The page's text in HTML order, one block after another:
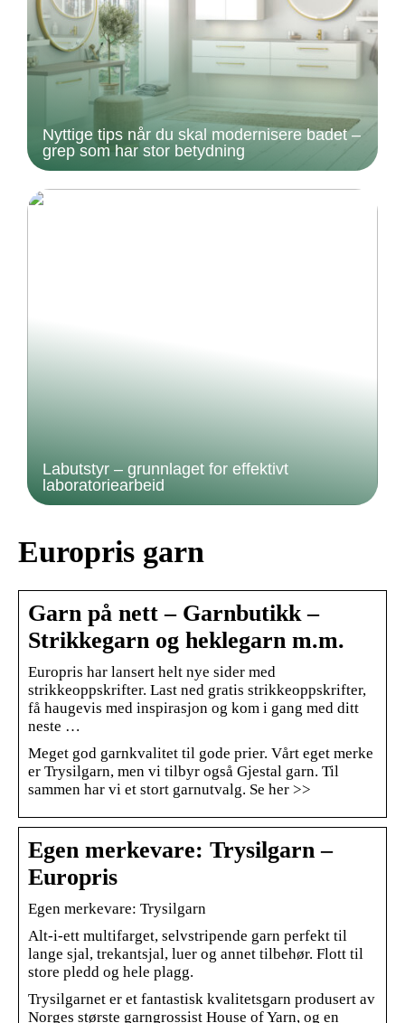
Nyttige tips når du skal modernisere badet –
grep som har stor betydning
Labutstyr – grunnlaget for effektivt
laboratoriearbeid
Europris garn
Garn på nett – Garnbutikk –
Strikkegarn og heklegarn m.m.
Europris har lansert helt nye sider med
strikkeoppskrifter. Last ned gratis strikkeoppskrifter,
få haugevis med inspirasjon og kom i gang med ditt
neste …
Meget god garnkvalitet til gode prier. Vårt eget merke
er Trysilgarn, men vi tilbyr også Gjestal garn. Til
sammen har vi et stort garnutvalg. Se her >>
Egen merkevare: Trysilgarn –
Europris
Egen merkevare: Trysilgarn
Alt-i-ett multifarget, selvstripende garn perfekt til
lange sjal, trekantsjal, luer og annet tilbehør. Flott til
store pledd og hele plagg.
Trysilgarnet er et fantastisk kvalitetsgarn produsert av
Norges største garngrossist House of Yarn, og en